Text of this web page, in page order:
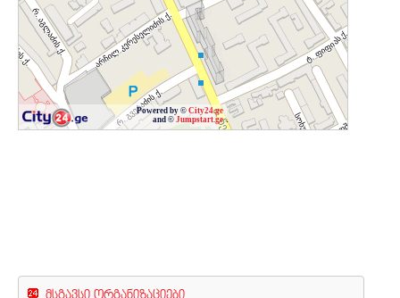
Powered by © City24.ge
and © Jumpstart.ge
მსგავსი ორგანიზაციები